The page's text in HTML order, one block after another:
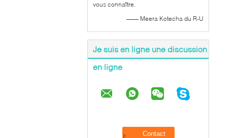
vous connaître.
—— Meera Kotecha du R-U
Je suis en ligne une discussion
en ligne